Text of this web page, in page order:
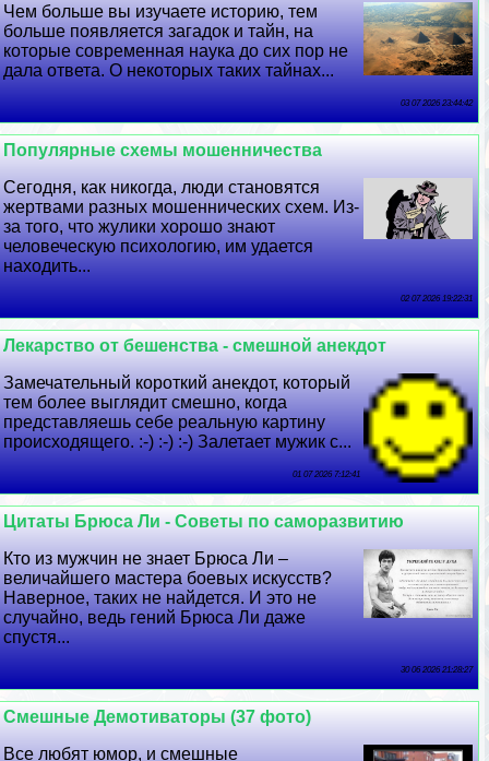
Чем больше вы изучаете историю, тем
больше появляется загадок и тайн, на
которые современная наука до сих пор не
дала ответа. О некоторых таких тайнах...
03 07 2026 23:44:42
Популярные схемы мошенничества
Сегодня, как никогда, люди становятся
жертвами разных мошеннических схем. Из-
за того, что жулики хорошо знают
человеческую психологию, им удается
находить...
02 07 2026 19:22:31
Лекарство от бешенства - смешной анекдот
Замечательный короткий анекдот, который
тем более выглядит смешно, когда
представляешь себе реальную картину
происходящего. :-) :-) :-) Залетает мужик с...
01 07 2026 7:12:41
Цитаты Брюса Ли - Советы по саморазвитию
Кто из мужчин не знает Брюса Ли –
величайшего мастера боевых искусств?
Наверное, таких не найдется. И это не
случайно, ведь гений Брюса Ли даже
спустя...
30 06 2026 21:28:27
Смешные Демотиваторы (37 фото)
Все любят юмор, и смешные